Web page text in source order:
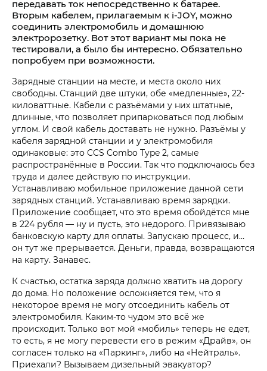
передавать ток непосредственно к батарее.
Вторым кабелем, прилагаемым к i‑JOY, можно
соединить электромобиль и домашнюю
электророзетку. Вот этот вариант мы пока не
тестировали, а было бы интересно. Обязательно
попробуем при возможности.
Зарядные станции на месте, и места около них
свободны. Станций две штуки, обе «медленные», 22-
киловаттные. Кабели с разъёмами у них штатные,
длинные, что позволяет припарковаться под любым
углом. И свой кабель доставать не нужно. Разъёмы у
кабеля зарядной станции и у электромобиля
одинаковые: это CCS Combo Type 2, самые
распространённые в России. Так что подключаюсь без
труда и далее действую по инструкции.
Устанавливаю мобильное приложение данной сети
зарядных станций. Устанавливаю время зарядки.
Приложение сообщает, что это время обойдётся мне
в 224 рубля — ну и пусть, это недорого. Привязываю
банковскую карту для оплаты. Запускаю процесс, и…
он тут же прерывается. Деньги, правда, возвращаются
на карту. Занавес.
К счастью, остатка заряда должно хватить на дорогу
до дома. Но положение осложняется тем, что я
некоторое время не могу отсоединить кабель от
электромобиля. Каким-то чудом это всё же
происходит. Только вот мой «мобиль» теперь не едет,
то есть, я не могу перевести его в режим «Драйв», он
согласен только на «Паркинг», либо на «Нейтраль».
Приехали? Вызываем дизельный эвакуатор?